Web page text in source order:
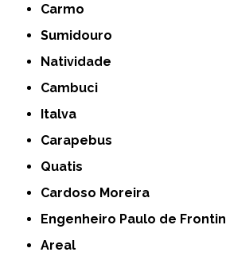
Carmo
Sumidouro
Natividade
Cambuci
Italva
Carapebus
Quatis
Cardoso Moreira
Engenheiro Paulo de Frontin
Areal